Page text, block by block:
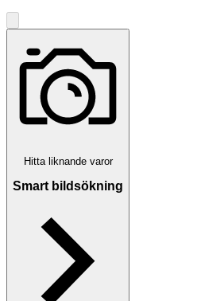
Hitta liknande varor
Smart bildsökning